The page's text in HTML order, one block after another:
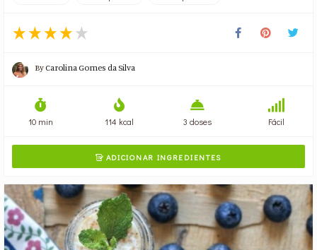
ByCarolina Gomes da Silva
10 min 114 kcal 3 doses Fácil
ADICIONAR INGREDIENTES